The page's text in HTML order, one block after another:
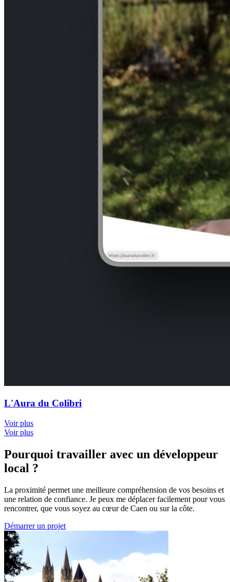
L'Aura du Colibri
Voir plus
Voir plus
Pourquoi travailler avec un développeur
local ?
La proximité permet une meilleure compréhension de vos besoins et
une relation de confiance. Je peux me déplacer facilement pour vous
rencontrer, que vous soyez au cœur de Caen ou sur la côte.
Démarrer un projet